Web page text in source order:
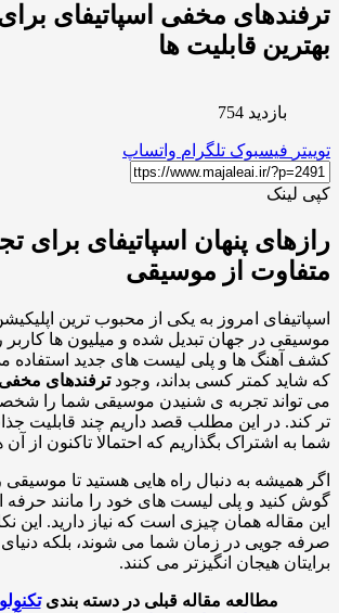
مخفی اسپاتیفای برای
قابلیت ها
بازدید 754
فیسبوک تلگرام واتساپ
پنهان اسپاتیفای برای
از موسیقی
امروز به یکی از محبوب ترین اپلیکیشن
در جهان تبدیل شده و میلیون ها کاربر
آهنگ ها و پلی لیست های جدید استفاده می
کمتر کسی بداند، وجودترفندهای مخفی
تجربه ی شنیدن موسیقی شما را شخصی
در این مطلب قصد داریم چند قابلیت جذاب و
اشتراک بگذاریم که احتمالا تاکنون از آن ها بی
به دنبال راه هایی هستید تا موسیقی را
کنید و پلی لیست های خود را مانند حرفه ای ها
همان چیزی است که نیاز دارید. این نکات
جویی در زمان شما می شوند، بلکه دنیای
هیجان انگیزتر می کنند.
مطالعه مقاله قبلی در دسته بندیتکنولوژی